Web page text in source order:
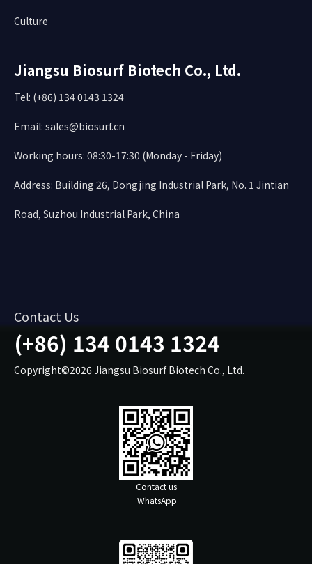
Culture
Jiangsu Biosurf Biotech Co., Ltd.
Tel: (+86) 134 0143 1324
Email: sales@biosurf.cn
Working hours: 08:30-17:30 (Monday - Friday)
Address: Building 26, Dongjing Industrial Park, No. 1 Jintian
Road, Suzhou Industrial Park, China
Contact Us
(+86) 134 0143 1324
Copyright©2026 Jiangsu Biosurf Biotech Co., Ltd.
Contact us
WhatsApp